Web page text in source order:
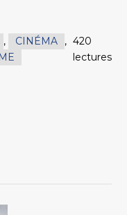
, CINÉMA
, 420
lectures